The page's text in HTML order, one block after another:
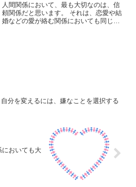
人間関係において、最も大切なのは、信
頼関係だと思います。 それは、恋愛や結
婚などの愛が絡む関係においても同じで
自分を変えるには、嫌なことを選択する
においても大